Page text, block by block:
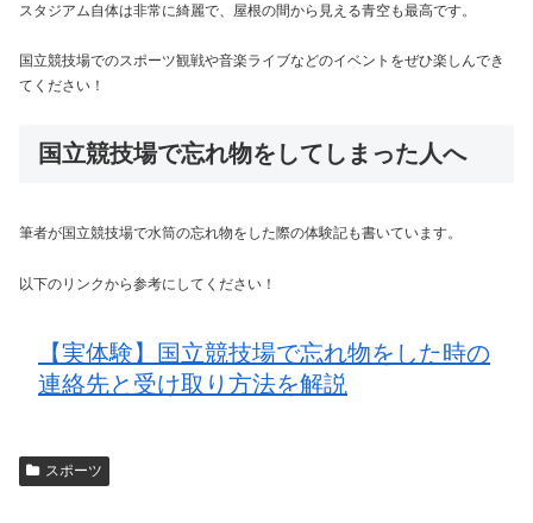
スタジアム自体は非常に綺麗で、屋根の間から見える青空も最高です。
国立競技場でのスポーツ観戦や音楽ライブなどのイベントをぜひ楽しんでき
てください！
国立競技場で忘れ物をしてしまった人へ
筆者が国立競技場で水筒の忘れ物をした際の体験記も書いています。
以下のリンクから参考にしてください！
【実体験】国立競技場で忘れ物をした時の
連絡先と受け取り方法を解説
スポーツ